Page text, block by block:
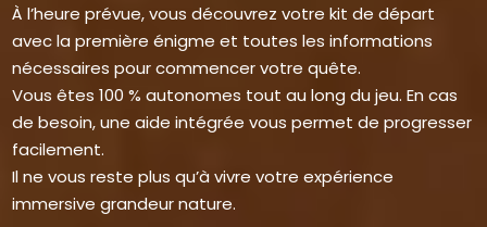
À l’heure prévue, vous découvrez votre kit de départ
avec la première énigme et toutes les informations
nécessaires pour commencer votre quête.
Vous êtes 100 % autonomes tout au long du jeu. En cas
de besoin, une aide intégrée vous permet de progresser
facilement.
Il ne vous reste plus qu’à vivre votre expérience
immersive grandeur nature.